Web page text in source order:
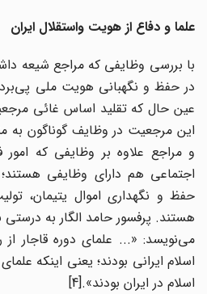
علما و دفاع از هویت واستقلال ایران
با بررسی وظایفی که مراجع شیعه
در حفظ و نگهبانی هویت ملی پی‌برده
عین حال که تقلید اساس غائی
این مرجعیت در وظایف گوناگون به
و مراجع علاوه بر وظایفی که امور
اجتماعی هم دارای وظایفی هستند؛
حفظ و نگهداری اموال یتیمان،
هستند. پرفسور حامد الگار به درستی
می‌نویسد: «... علمای دوره قاجار از
اسلام ایرانی بودند؛ یعنی اینکه علمای
اسلام در ایران بودند».[4]